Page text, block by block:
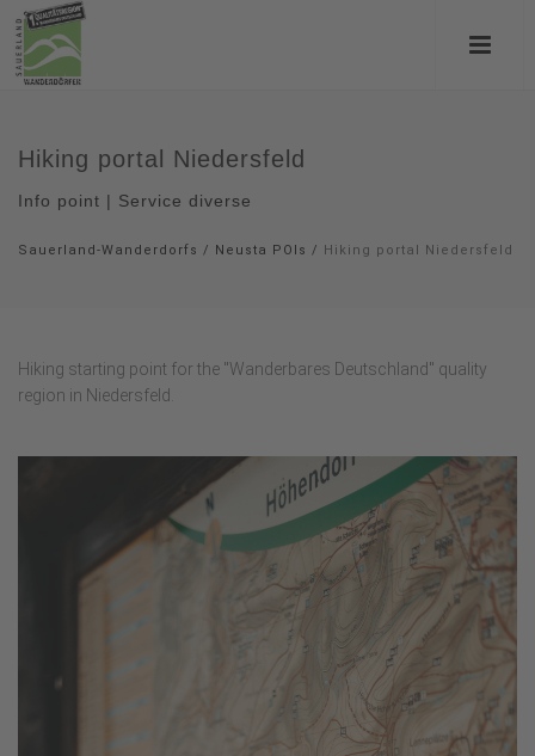
Hiking portal Niedersfeld
Info point | Service diverse
Sauerland-Wanderdorfs / Neusta POIs / Hiking portal Niedersfeld
Hiking starting point for the "Wanderbares Deutschland" quality
region in Niedersfeld.